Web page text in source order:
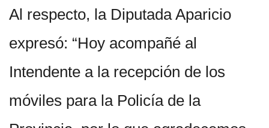
Al respecto, la Diputada Aparicio
expresó: “Hoy acompañé al
Intendente a la recepción de los
móviles para la Policía de la